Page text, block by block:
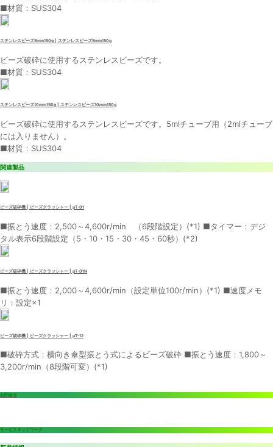
■材質：SUS304
ステンレスビーズ5mm150g | ステンレスビーズ5mm150g
ビーズ破砕に使用するステンレスビーズです。
■材質：SUS304
ステンレスビーズ10mm150g | ステンレスビーズ10mm150g
ビーズ破砕に使用するステンレスビーズです。5mlチューブ用（2mlチューブ
には入りません）。
■材質：SUS304
関連製品
ビーズ破砕機 | ビーズクラッシャー | μT-01
■振とう速度：2,500～4,600r/min （6段階設定）(*1) ■タイマー：デジ
タル表示6段階設定（5・10・15・30・45・60秒）(*2)
ビーズ破砕機 | ビーズクラッシャー | μT-01N
■振とう速度：2,000～4,600r/min（設定単位100r/min）(*1) ■速度メモ
リ：設定×1
ビーズ破砕機 | ビーズクラッシャー | μT-12
■破砕方式：横向き傘型振とう式によるビーズ破砕 ■振とう速度：1,800～
3,200r/min（8段階可変）(*1)
お問合せ
サービスネットワーク